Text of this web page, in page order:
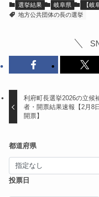
選挙結果 岐阜県
【
地方公共団体の長の選挙
利府町長選挙2026の立候
者・開票結果速報【2月8
開票】
都道府県
投票日